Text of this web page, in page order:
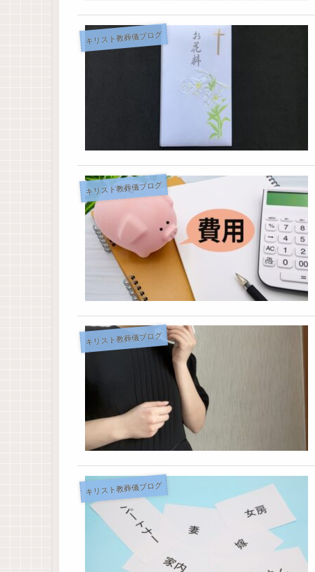
キリスト教葬儀ブログ
キリスト教葬儀ブログ
キリスト教葬儀ブログ
キリスト教葬儀ブログ